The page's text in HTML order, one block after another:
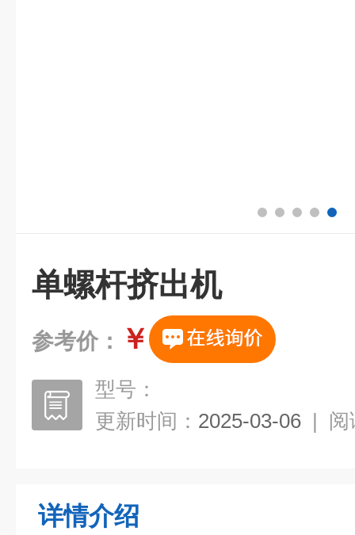
单螺杆挤出机
参考价： ￥
型号：
更新时间： 2025-03-06 | 阅
详情介绍